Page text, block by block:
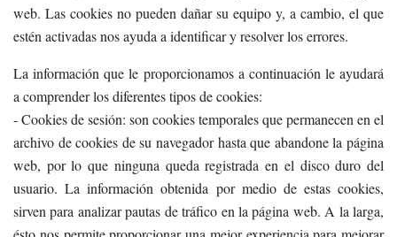
web. Las cookies no pueden dañar su equipo y, a cambio, el que
estén activadas nos ayuda a identificar y resolver los errores.
La información que le proporcionamos a continuación le ayudará
a comprender los diferentes tipos de cookies:
- Cookies de sesión: son cookies temporales que permanecen en el
archivo de cookies de su navegador hasta que abandone la página
web, por lo que ninguna queda registrada en el disco duro del
usuario. La información obtenida por medio de estas cookies,
sirven para analizar pautas de tráfico en la página web. A la larga,